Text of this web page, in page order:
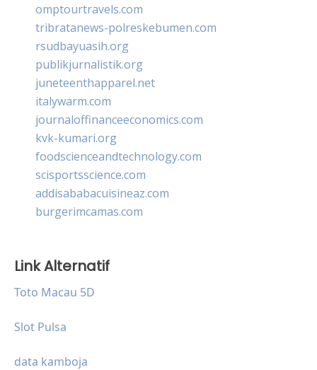
omptourtravels.com
tribratanews-polreskebumen.com
rsudbayuasih.org
publikjurnalistik.org
juneteenthapparel.net
italywarm.com
journaloffinanceeconomics.com
kvk-kumari.org
foodscienceandtechnology.com
scisportsscience.com
addisababacuisineaz.com
burgerimcamas.com
Link Alternatif
Toto Macau 5D
Slot Pulsa
data kamboja